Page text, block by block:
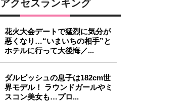
アクセスランキング
花火大会デートで猛烈に気分が
悪くなり…“いまいちの相手”と
ホテルに行って大後悔／...
ダルビッシュの息子は182cm世
界モデル！ ラウンドガールやミ
スコン美女も…プロ...